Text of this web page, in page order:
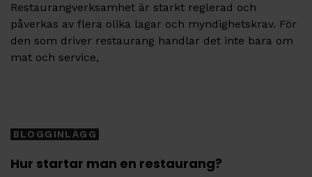
Restaurangverksamhet är starkt reglerad och
påverkas av flera olika lagar och myndighetskrav. För
den som driver restaurang handlar det inte bara om
mat och service,
BLOGGINLÄGG
Hur startar man en restaurang?